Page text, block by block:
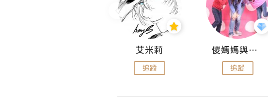
艾米莉
追蹤
儍媽媽與兩隻小魔怪之家
追蹤